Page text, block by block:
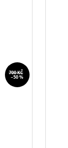
700 KČ
–50 %